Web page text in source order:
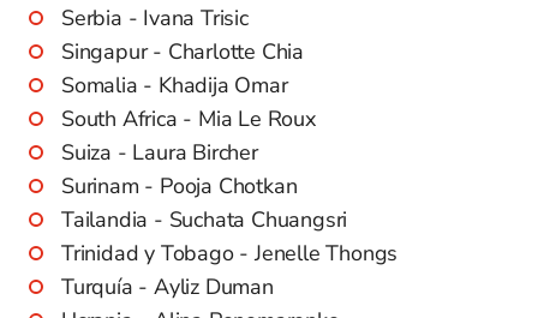
Serbia - Ivana Trisic
Singapur - Charlotte Chia
Somalia - Khadija Omar
South Africa - Mia Le Roux
Suiza - Laura Bircher
Surinam - Pooja Chotkan
Tailandia - Suchata Chuangsri
Trinidad y Tobago - Jenelle Thongs
Turquía - Ayliz Duman